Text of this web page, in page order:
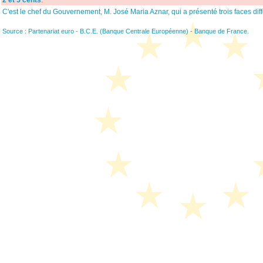
C'est le chef du Gouvernement, M. José Maria Aznar, qui a présenté trois faces
Source : Partenariat euro - B.C.E. (Banque Centrale Européenne) - Banque de France.